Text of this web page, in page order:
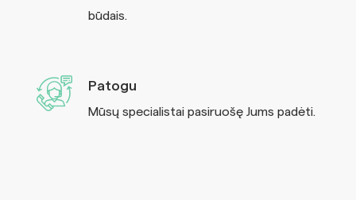
būdais.
Patogu
Mūsų specialistai pasiruošę Jums padėti.